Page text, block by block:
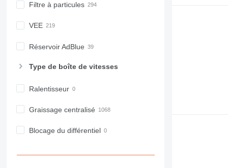
Filtre à particules
VEE
Réservoir AdBlue
Type de boîte de vitesses
Ralentisseur
Graissage centralisé
Blocage du différentiel